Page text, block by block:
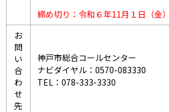
締め切り：令和６年11月１日（金）
お
問
い
合
わ
せ
先
神戸市総合コールセンター
ナビダイヤル：0570-083330
TEL：078-333-3330